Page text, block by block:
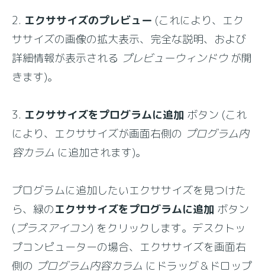
2. エクササイズのプレビュー (これにより、エク
ササイズの画像の拡大表示、完全な説明、および
詳細情報が表示される プレビューウィンドウが開
きます)。
3. エクササイズをプログラムに追加 ボタン (これ
により、エクササイズが画面右側の プログラム内
容カラム に追加されます)。
プログラムに追加したいエクササイズを見つけた
ら、緑のエクササイズをプログラムに追加 ボタン
( プラスアイコン) をクリックします。デスクトッ
プコンピューターの場合、エクササイズを画面右
側の プログラム内容カラム にドラッグ＆ドロップ